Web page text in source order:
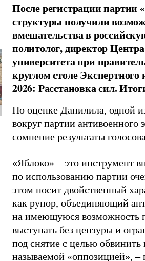
После регистрации партии
структуры получили
вмешательства в
политолог, директор
университета при
круглом столе
2026: Расстановка сил.
По оценке Данилила, одной
вокруг партии антивоенного
сомнение результаты
«Яблоко» – это инструмент
по использованию партии
этом носит двойственный
как рупор, объединяющий
на имеющуюся возможность
выступать без цензуры и
под снятие с целью обвинить
называемой «оппозицией», –